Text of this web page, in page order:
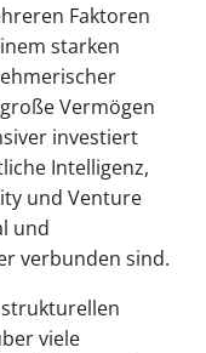
Faktoren
starken
Vermögen
investiert
Intelligenz,
und Venture
und
verbunden sind.
viele